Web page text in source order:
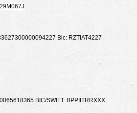
Bic: RZTIAT4227
BIC/SWIFT: BPPIITRRXXX